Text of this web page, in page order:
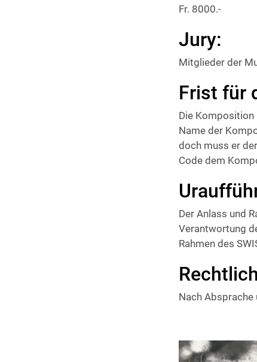
Fr. 8000.-
Jury:
Mitglieder der
Frist für
Die Komposition
Name der
doch muss er
Code dem
Der Anlass und
Verantwortung
Rahmen des
Nach Absprache